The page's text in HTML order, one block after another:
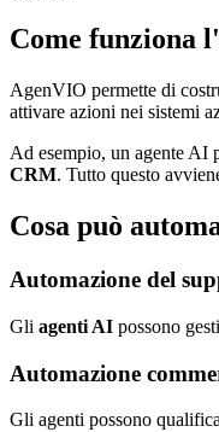
Come funziona
AgenVIO permette di
attivare azioni nei sistemi
Ad esempio, un agente AI
CRM. Tutto questo
Cosa può
Automazione del
Gli agenti AI possono
Automazione
Gli agenti possono